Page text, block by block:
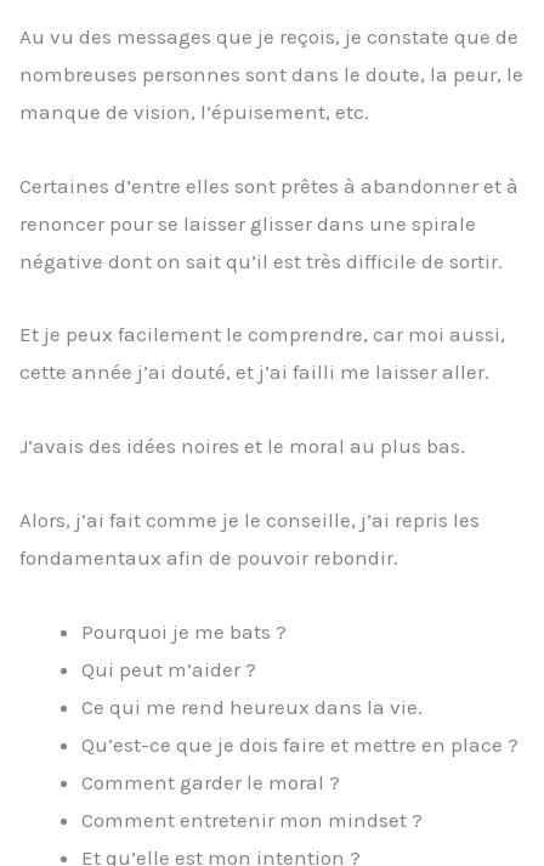
Au vu des messages que je reçois, je constate que de
nombreuses personnes sont dans le doute, la peur, le
manque de vision, l’épuisement, etc.
Certaines d’entre elles sont prêtes à abandonner et à
renoncer pour se laisser glisser dans une spirale
négative dont on sait qu’il est très difficile de sortir.
Et je peux facilement le comprendre, car moi aussi,
cette année j’ai douté, et j’ai failli me laisser aller.
J’avais des idées noires et le moral au plus bas.
Alors, j’ai fait comme je le conseille, j’ai repris les
fondamentaux afin de pouvoir rebondir.
Pourquoi je me bats ?
Qui peut m’aider ?
Ce qui me rend heureux dans la vie.
Qu’est-ce que je dois faire et mettre en place ?
Comment garder le moral ?
Comment entretenir mon mindset ?
Et qu’elle est mon intention ?